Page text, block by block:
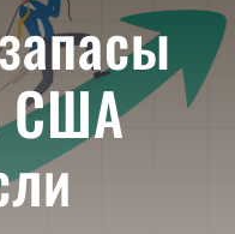
США